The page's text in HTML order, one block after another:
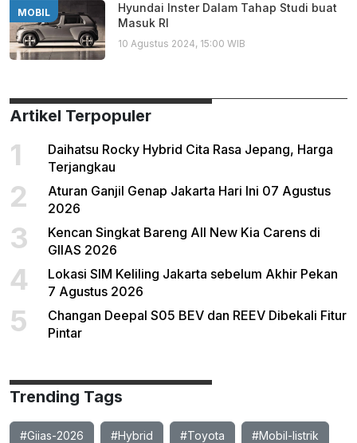
MOBIL
Hyundai Inster Dalam Tahap Studi buat
Masuk RI
10 Agustus 2024, 15:00 WIB
Artikel Terpopuler
1
Daihatsu Rocky Hybrid Cita Rasa Jepang, Harga
Terjangkau
2
Aturan Ganjil Genap Jakarta Hari Ini 07 Agustus
2026
3
Kencan Singkat Bareng All New Kia Carens di
GIIAS 2026
4
Lokasi SIM Keliling Jakarta sebelum Akhir Pekan
7 Agustus 2026
5
Changan Deepal S05 BEV dan REEV Dibekali Fitur
Pintar
Trending Tags
#Giias-2026 #Hybrid #Toyota #Mobil-listrik